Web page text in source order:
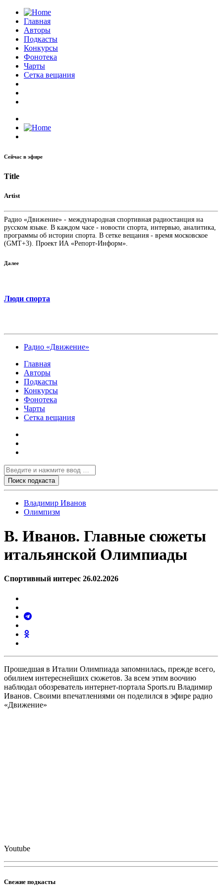
Главная
Авторы
Подкасты
Конкурсы
Фонотека
Чарты
Сетка вещания
Сейчас в эфире
Title
Artist
Радио «Движение» - международная спортивная радиостанция на
русском языке. В каждом часе - новости спорта, интервью, аналитика,
программы об истории спорта. В сетке вещания - время московское
(GMT+3). Проект ИА «Репорт-Информ».
Далее
Люди спорта
Радио «Движение»
Главная
Авторы
Подкасты
Конкурсы
Фонотека
Чарты
Сетка вещания
Владимир Иванов
Олимпизм
В. Иванов. Главные сюжеты
итальянской Олимпиады
Спортивный интерес 26.02.2026
Прошедшая в Италии Олимпиада запомнилась, прежде всего,
обилием интереснейших сюжетов. За всем этим воочию
наблюдал обозреватель интернет-портала Sports.ru Владимир
Иванов. Своими впечатлениями он поделился в эфире радио
«Движение»
Youtube
Свежие подкасты